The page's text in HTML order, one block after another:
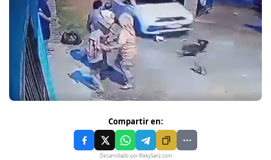
Compartir en:
Desarrollado por RikkySanz.com